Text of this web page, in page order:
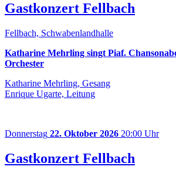
Gastkonzert Fellbach
Fellbach, Schwabenlandhalle
Katharine Mehrling singt Piaf.
Orchester
Katharine Mehrling, Gesang
Enrique Ugarte, Leitung
Donnerstag 22. Oktober 2026 20:00 Uhr
Gastkonzert Fellbach